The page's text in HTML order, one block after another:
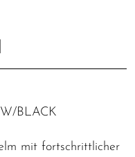
BLACK
mit fortschrittlicher